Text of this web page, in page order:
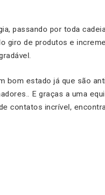
passando por toda
giro de produtos e
bom estado já que são
E graças a uma
contatos incrível,